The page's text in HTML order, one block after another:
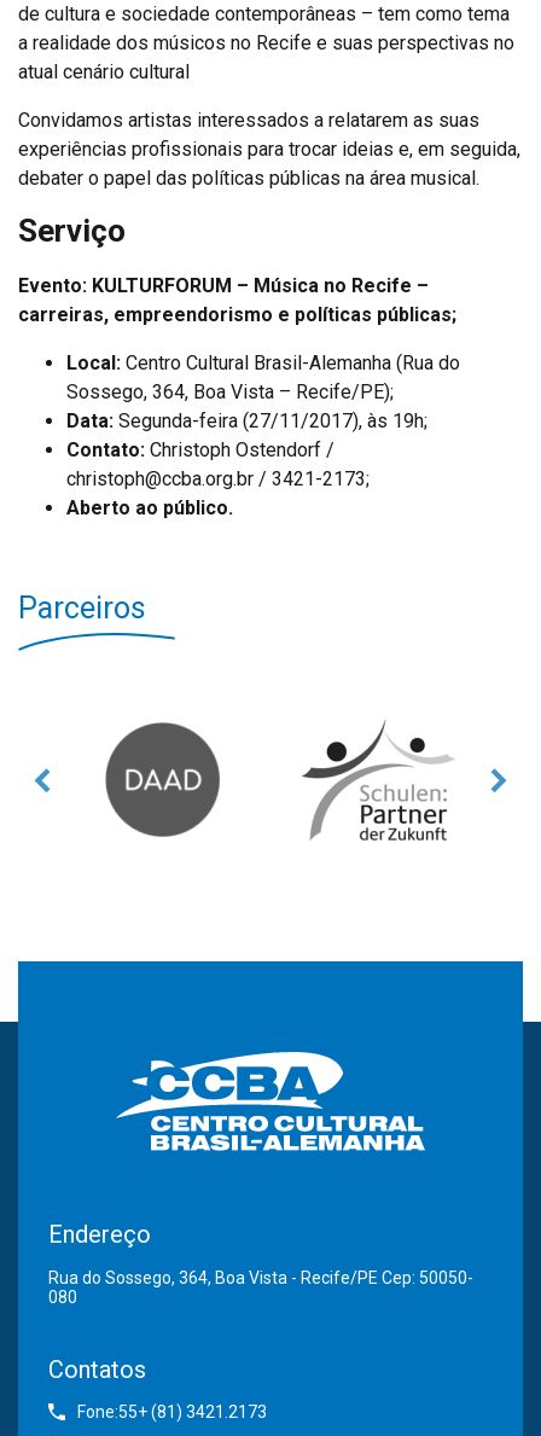
de cultura e sociedade contemporâneas – tem como tema
a realidade dos músicos no Recife e suas perspectivas no
atual cenário cultural
Convidamos artistas interessados a relatarem as suas
experiências profissionais para trocar ideias e, em seguida,
debater o papel das políticas públicas na área musical.
Serviço
Evento: KULTURFORUM – Música no Recife –
carreiras, empreendorismo e políticas públicas;
Local: Centro Cultural Brasil-Alemanha (Rua do
Sossego, 364, Boa Vista – Recife/PE);
Data: Segunda-feira (27/11/2017), às 19h;
Contato: Christoph Ostendorf /
christoph@ccba.org.br / 3421-2173;
Aberto ao público.
Parceiros
Endereço
Rua do Sossego, 364, Boa Vista - Recife/PE Cep: 50050-
080
Contatos
Fone:55+ (81) 3421.2173